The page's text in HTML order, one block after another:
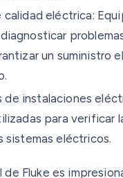
calidad eléctrica:
un suministro
de instalaciones
para verificar
sistemas eléctricos.
de Fluke es